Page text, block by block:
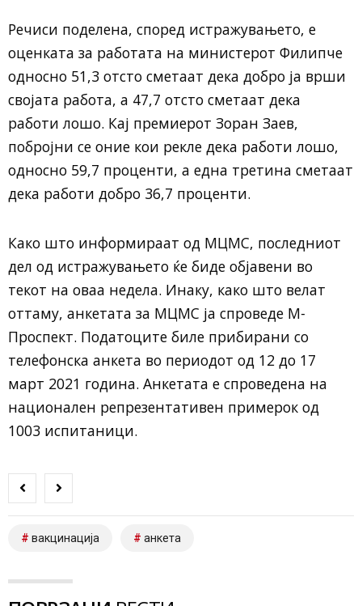
Речиси поделена, според истражувањето, е
оценката за работата на министерот Филипче
односно 51,3 отсто сметаат дека добро ја врши
својата работа, а 47,7 отсто сметаат дека
работи лошо. Кај премиерот Зоран Заев,
побројни се оние кои рекле дека работи лошо,
односно 59,7 проценти, а една третина сметаат
дека работи добро 36,7 проценти.
Како што информираат од МЦМС, последниот
дел од истражувањето ќе биде објавени во
текот на оваа недела. Инаку, како што велат
оттаму, анкетата за МЦМС ја спроведе М-
Проспект. Податоците биле прибирани со
телефонска анкета во периодот од 12 до 17
март 2021 година. Анкетата е спроведена на
национален репрезентативен примерок од
1003 испитаници.
вакцинација анкета